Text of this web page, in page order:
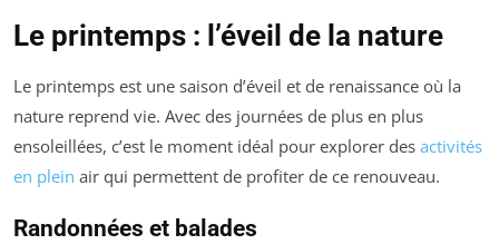
Le printemps : l’éveil de la nature
Le printemps est une saison d’éveil et de renaissance où la
nature reprend vie. Avec des journées de plus en plus
ensoleillées, c’est le moment idéal pour explorer des activités
en plein air qui permettent de profiter de ce renouveau.
Randonnées et balades